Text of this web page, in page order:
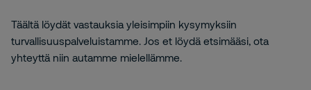
Täältä löydät vastauksia yleisimpiin kysymyksiin
turvallisuuspalveluistamme. Jos et löydä etsimääsi, ota
yhteyttä niin autamme mielellämme.